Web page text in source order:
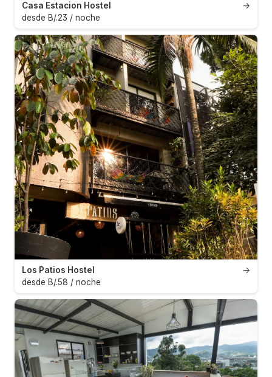
→
Casa Estacion Hostel
desde B/.23 / noche
→
Los Patios Hostel
desde B/.58 / noche